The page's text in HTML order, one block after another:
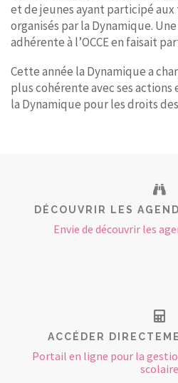
et de jeunes ayant participé
organisés par la Dynamique.
adhérente à l’OCCE en faisait
Cette année la Dynamique a
plus cohérente avec ses actions
la Dynamique pour les droits
DÉCOUVRIR LES
Envie de découvrir les
ACCÉDER
Portail en ligne pour la
scolaire